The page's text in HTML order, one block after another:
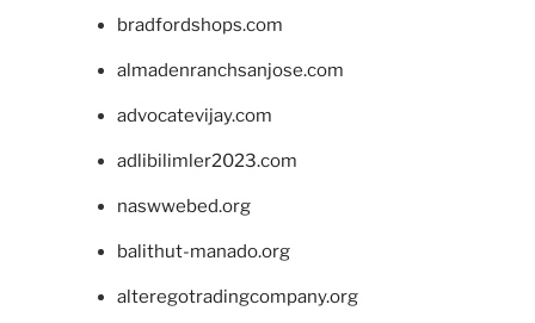
bradfordshops.com
almadenranchsanjose.com
advocatevijay.com
adlibilimler2023.com
naswwebed.org
balithut-manado.org
alteregotradingcompany.org